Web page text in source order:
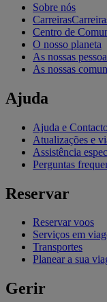
Sobre nós
Carreiras
Centro de
O nosso planeta
As nossas
As nossas
Ajuda
Ajuda e
Atualizações e
Assistência
Perguntas
Reservar
Reservar voos
Serviços em
Transportes
Planear a sua
Gerir